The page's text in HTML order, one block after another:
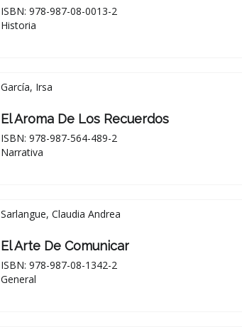
ISBN: 978-987-08-0013-2
Historia
García, Irsa
El Aroma De Los Recuerdos
ISBN: 978-987-564-489-2
Narrativa
Sarlangue, Claudia Andrea
El Arte De Comunicar
ISBN: 978-987-08-1342-2
General